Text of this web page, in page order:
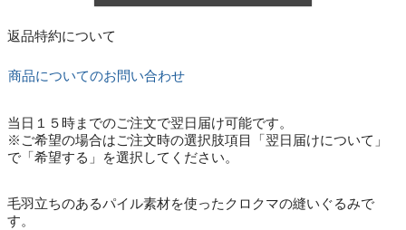
返品特約について
商品についてのお問い合わせ
当日１５時までのご注文で翌日届け可能です。
※ご希望の場合はご注文時の選択肢項目「翌日届けについて」
で「希望する」を選択してください。
毛羽立ちのあるパイル素材を使ったクロクマの縫いぐるみで
す。